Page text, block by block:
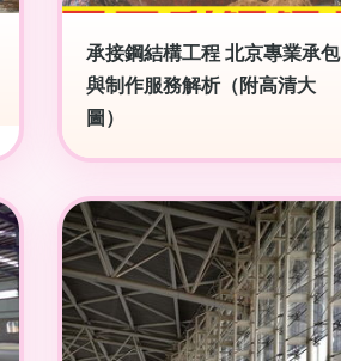
承接鋼結構工程 北京專業承包
與制作服務解析（附高清大
圖）